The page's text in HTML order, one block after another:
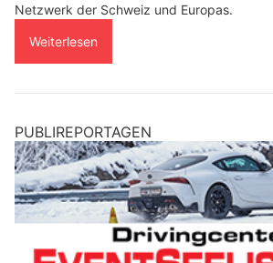
Netzwerk der Schweiz und Europas.
Weiterlesen
PUBLIREPORTAGEN